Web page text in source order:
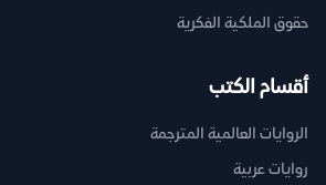
حقوق الملكية الفكرية
أقسام الكتب
الروايات العالمية المترجمة
روايات عربية